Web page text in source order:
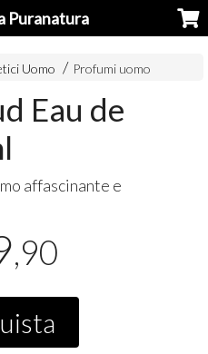
Puranatura
Uomo Profumi uomo
Eau de
affascinante e
,90